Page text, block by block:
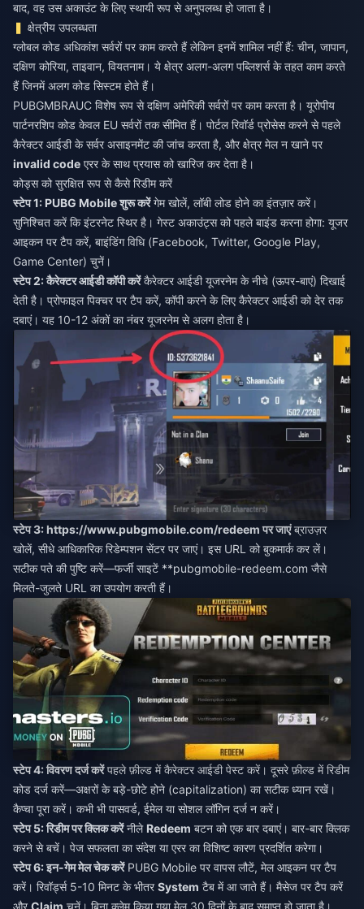
बाद, वह उस अकाउंट के लिए स्थायी रूप से अनुपलब्ध हो जाता है।
क्षेत्रीय उपलब्धता
ग्लोबल कोड अधिकांश सर्वरों पर काम करते हैं लेकिन इनमें शामिल नहीं हैं: चीन, जापान,
दक्षिण कोरिया, ताइवान, वियतनाम। ये क्षेत्र अलग-अलग पब्लिशर्स के तहत काम करते
हैं जिनमें अलग कोड सिस्टम होते हैं।
PUBGMBRAUC विशेष रूप से दक्षिण अमेरिकी सर्वरों पर काम करता है। यूरोपीय
पार्टनरशिप कोड केवल EU सर्वरों तक सीमित हैं। पोर्टल रिवॉर्ड प्रोसेस करने से पहले
कैरेक्टर आईडी के सर्वर असाइनमेंट की जांच करता है, और क्षेत्र मेल न खाने पर
invalid code एरर के साथ प्रयास को खारिज कर देता है।
कोड्स को सुरक्षित रूप से कैसे रिडीम करें
स्टेप 1: PUBG Mobile शुरू करेंगेम खोलें, लॉबी लोड होने का इंतज़ार करें।
सुनिश्चित करें कि इंटरनेट स्थिर है। गेस्ट अकाउंट्स को पहले बाइंड करना होगा: यूजर
आइकन पर टैप करें, बाइंडिंग विधि (Facebook, Twitter, Google Play,
Game Center) चुनें।
स्टेप 2: कैरेक्टर आईडी कॉपी करेंकैरेक्टर आईडी यूजरनेम के नीचे (ऊपर-बाएं) दिखाई
देती है। प्रोफाइल पिक्चर पर टैप करें, कॉपी करने के लिए कैरेक्टर आईडी को देर तक
दबाएं। यह 10-12 अंकों का नंबर यूजरनेम से अलग होता है।
स्टेप 3:https://www.pubgmobile.com/redeemपर जाएंब्राउज़र
खोलें, सीधे आधिकारिक रिडेम्पशन सेंटर पर जाएं। इस URL को बुकमार्क कर लें।
सटीक पते की पुष्टि करें—फर्जी साइटें **pubgmobile-redeem.com जैसे
मिलते-जुलते URL का उपयोग करती हैं।
स्टेप 4: विवरण दर्ज करेंपहले फ़ील्ड में कैरेक्टर आईडी पेस्ट करें। दूसरे फ़ील्ड में रिडीम
कोड दर्ज करें—अक्षरों के बड़े-छोटे होने (capitalization) का सटीक ध्यान रखें।
कैप्चा पूरा करें। कभी भी पासवर्ड, ईमेल या सोशल लॉगिन दर्ज न करें।
स्टेप 5: रिडीम पर क्लिक करेंनीलेRedeem बटन को एक बार दबाएं। बार-बार क्लिक
करने से बचें। पेज सफलता का संदेश या एरर का विशिष्ट कारण प्रदर्शित करेगा।
स्टेप 6: इन-गेम मेल चेक करेंPUBG Mobile पर वापस लौटें, मेल आइकन पर टैप
करें। रिवॉर्ड्स 5-10 मिनट के भीतरSystem टैब में आ जाते हैं। मैसेज पर टैप करें
औरClaim चुनें। बिना क्लेम किया गया मेल 30 दिनों के बाद समाप्त हो जाता है।